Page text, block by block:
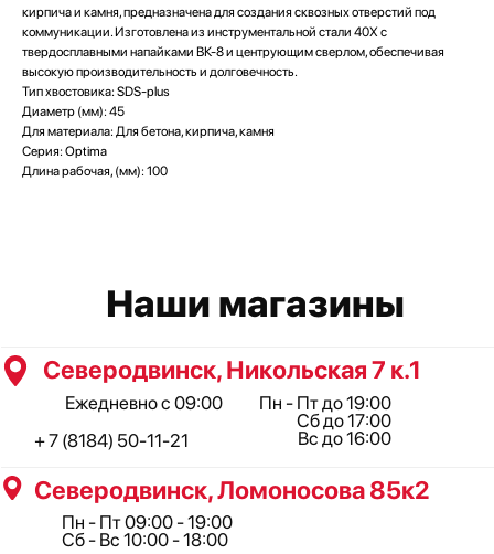
кирпича и камня, предназначена для создания сквозных отверстий под
коммуникации. Изготовлена из инструментальной стали 40Х с
твердосплавными напайками ВК-8 и центрующим сверлом, обеспечивая
высокую производительность и долговечность.
Тип хвостовика: SDS-plus
Диаметр (мм): 45
Для материала: Для бетона, кирпича, камня
Серия: Optima
Длина рабочая, (мм): 100
Архангельск, Урицкого 50 к.1
Северодвинск, Ломоносова 85к2
Ежедневно с 09:00
Пн - Пт до 19:00
Сб до 17:00
Вс до 16:00
Пн - Пт 09:00 - 19:00
Сб - Вс 10:00 - 18:00
+ 7 (8184) 50-11-21
+ 7 (911) 562-83-03